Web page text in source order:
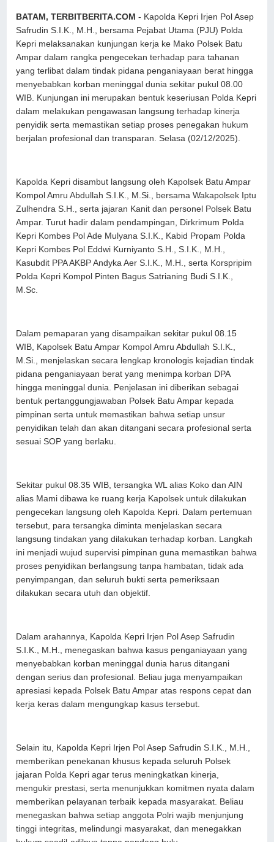
BATAM, TERBITBERITA.COM - Kapolda Kepri Irjen Pol Asep
Safrudin S.I.K., M.H., bersama Pejabat Utama (PJU) Polda
Kepri melaksanakan kunjungan kerja ke Mako Polsek Batu
Ampar dalam rangka pengecekan terhadap para tahanan
yang terlibat dalam tindak pidana penganiayaan berat hingga
menyebabkan korban meninggal dunia sekitar pukul 08.00
WIB. Kunjungan ini merupakan bentuk keseriusan Polda Kepri
dalam melakukan pengawasan langsung terhadap kinerja
penyidik serta memastikan setiap proses penegakan hukum
berjalan profesional dan transparan. Selasa (02/12/2025).
Kapolda Kepri disambut langsung oleh Kapolsek Batu Ampar
Kompol Amru Abdullah S.I.K., M.Si., bersama Wakapolsek Iptu
Zulhendra S.H., serta jajaran Kanit dan personel Polsek Batu
Ampar. Turut hadir dalam pendampingan, Dirkrimum Polda
Kepri Kombes Pol Ade Mulyana S.I.K., Kabid Propam Polda
Kepri Kombes Pol Eddwi Kurniyanto S.H., S.I.K., M.H.,
Kasubdit PPA AKBP Andyka Aer S.I.K., M.H., serta Korspripim
Polda Kepri Kompol Pinten Bagus Satrianing Budi S.I.K.,
M.Sc.
Dalam pemaparan yang disampaikan sekitar pukul 08.15
WIB, Kapolsek Batu Ampar Kompol Amru Abdullah S.I.K.,
M.Si., menjelaskan secara lengkap kronologis kejadian tindak
pidana penganiayaan berat yang menimpa korban DPA
hingga meninggal dunia. Penjelasan ini diberikan sebagai
bentuk pertanggungjawaban Polsek Batu Ampar kepada
pimpinan serta untuk memastikan bahwa setiap unsur
penyidikan telah dan akan ditangani secara profesional serta
sesuai SOP yang berlaku.
Sekitar pukul 08.35 WIB, tersangka WL alias Koko dan AIN
alias Mami dibawa ke ruang kerja Kapolsek untuk dilakukan
pengecekan langsung oleh Kapolda Kepri. Dalam pertemuan
tersebut, para tersangka diminta menjelaskan secara
langsung tindakan yang dilakukan terhadap korban. Langkah
ini menjadi wujud supervisi pimpinan guna memastikan bahwa
proses penyidikan berlangsung tanpa hambatan, tidak ada
penyimpangan, dan seluruh bukti serta pemeriksaan
dilakukan secara utuh dan objektif.
Dalam arahannya, Kapolda Kepri Irjen Pol Asep Safrudin
S.I.K., M.H., menegaskan bahwa kasus penganiayaan yang
menyebabkan korban meninggal dunia harus ditangani
dengan serius dan profesional. Beliau juga menyampaikan
apresiasi kepada Polsek Batu Ampar atas respons cepat dan
kerja keras dalam mengungkap kasus tersebut.
Selain itu, Kapolda Kepri Irjen Pol Asep Safrudin S.I.K., M.H.,
memberikan penekanan khusus kepada seluruh Polsek
jajaran Polda Kepri agar terus meningkatkan kinerja,
mengukir prestasi, serta menunjukkan komitmen nyata dalam
memberikan pelayanan terbaik kepada masyarakat. Beliau
menegaskan bahwa setiap anggota Polri wajib menjunjung
tinggi integritas, melindungi masyarakat, dan menegakkan